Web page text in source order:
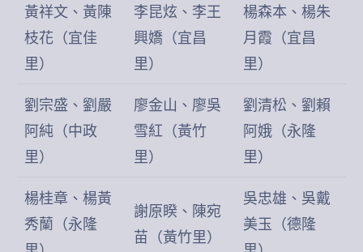
黃祥文、黃陳
枝花（宜佳
里）
李昆炫、李王
興嬌（宜昌
里）
楊森本、楊朱
月霞（宜昌
里）
劉宗盛、劉嚴
阿純（中政
里）
廖金山、廖吳
雪紅（黃竹
里）
劉清松、劉賴
阿娥（永隆
里）
楊桂章、楊黃
秀蘭（永隆
謝原睽、陳宛
苗（黃竹里）
吳忠雄、吳戴
美玉（德隆